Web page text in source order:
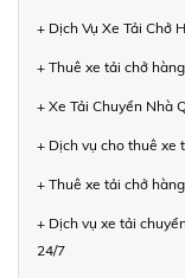
+ Dịch Vụ Xe Tải Chở
+ Thuê xe tải chở
+ Xe Tải Chuyển Nhà
+ Dịch vụ cho thuê xe
+ Thuê xe tải chở
+ Dịch vụ xe tải
24/7